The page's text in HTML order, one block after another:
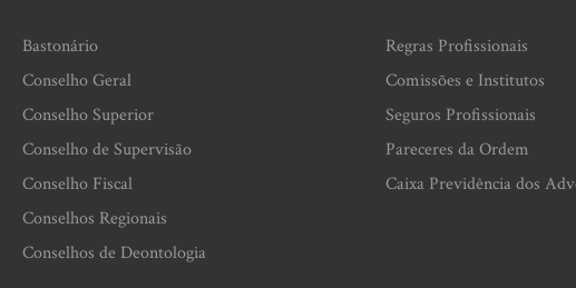
Bastonário
Conselho Geral
Conselho Superior
Conselho de Supervisão
Conselho Fiscal
Conselhos Regionais
Conselhos de Deontologia
Regras Profissionais
Comissões e Institutos
Seguros Profissionais
Pareceres da Ordem
Caixa Previdência dos